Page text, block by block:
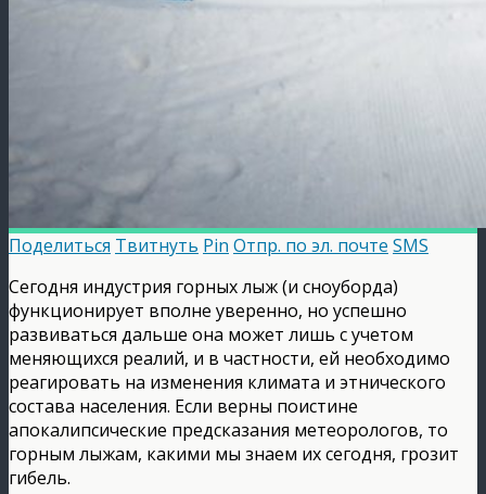
Поделиться Твитнуть Pin Отпр. по эл. почте SMS
Сегодня индустрия горных лыж (и сноуборда)
функционирует вполне уверенно, но успешно
развиваться дальше она может лишь с учетом
меняющихся реалий, и в частности, ей необходимо
реагировать на изменения климата и этнического
состава населения. Если верны поистине
апокалипсические предсказания метеорологов, то
горным лыжам, какими мы знаем их сегодня, грозит
гибель.